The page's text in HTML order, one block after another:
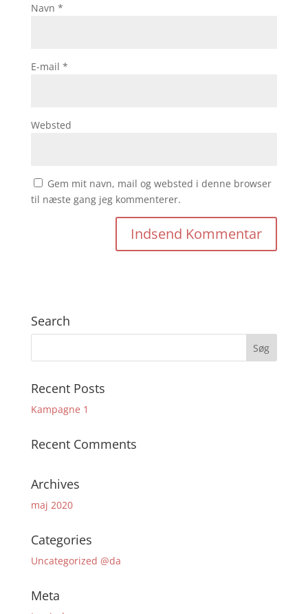
Navn *
E-mail *
Websted
Gem mit navn, mail og websted i denne browser
til næste gang jeg kommenterer.
Search
Recent Posts
Kampagne 1
Recent Comments
Archives
maj 2020
Categories
Uncategorized @da
Meta